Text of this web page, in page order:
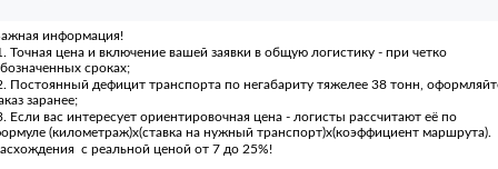
информация!
Точная цена и включение вашей заявки в общую логистику - при четко
сроках;
Постоянный дефицит транспорта по негабариту тяжелее 38 тонн,
заранее;
Если вас интересует ориентировочная цена - логисты рассчитают её по
(километраж)х(ставка на нужный транспорт)х(коэффициент маршрута).
с реальной ценой от 7 до 25%!